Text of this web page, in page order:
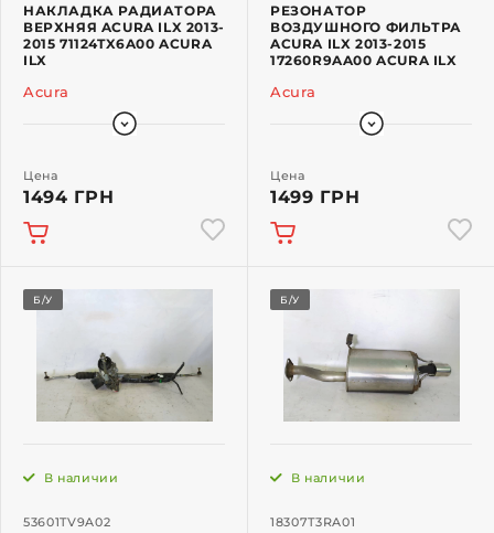
НАКЛАДКА РАДИАТОРА
ВЕРХНЯЯ ACURA ILX 2013-
2015 71124TX6A00 ACURA
ILX
Acura
Цена
1494 ГРН
РЕЗОНАТОР
ВОЗДУШНОГО ФИЛЬТРА
ACURA ILX 2013-2015
17260R9AA00 ACURA ILX
Acura
Цена
1499 ГРН
Б/У
53601TV9A02
В наличии
Б/У
18307T3RA01
В наличии